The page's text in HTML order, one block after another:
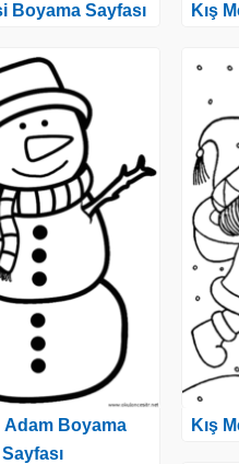
Boyama Sayfası
Boyama
Sayfası
Kış
Kış